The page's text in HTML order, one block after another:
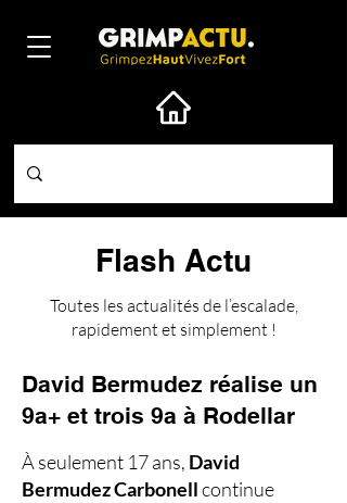
Flash Actu
Toutes les actualités de l’escalade,
rapidement et simplement !
David Bermudez réalise un
9a+ et trois 9a à Rodellar
À seulement 17 ans, David
Bermudez Carbonellcontinue